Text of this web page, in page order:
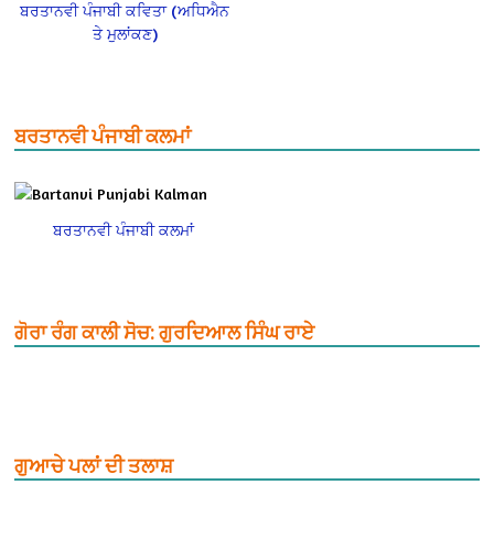
ਬਰਤਾਨਵੀ ਪੰਜਾਬੀ ਕਵਿਤਾ (ਅਧਿਐਨ
ਤੇ ਮੁਲਾਂਕਣ)
ਬਰਤਾਨਵੀ ਪੰਜਾਬੀ ਕਲਮਾਂ
ਬਰਤਾਨਵੀ ਪੰਜਾਬੀ ਕਲਮਾਂ
ਗੋਰਾ ਰੰਗ ਕਾਲੀ ਸੋਚ: ਗੁਰਦਿਆਲ ਸਿੰਘ ਰਾਏ
ਗੁਆਚੇ ਪਲਾਂ ਦੀ ਤਲਾਸ਼